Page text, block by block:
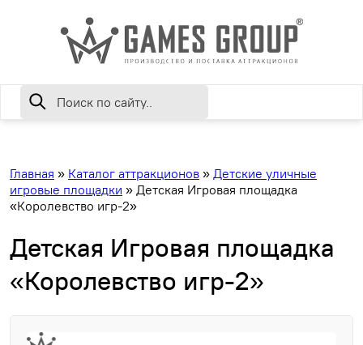
Главная » Каталог аттракционов » Детские уличные
игровые площадки » Детская Игровая площадка
«Королевство игр-2»
Детская Игровая площадка
«Королевство игр-2»